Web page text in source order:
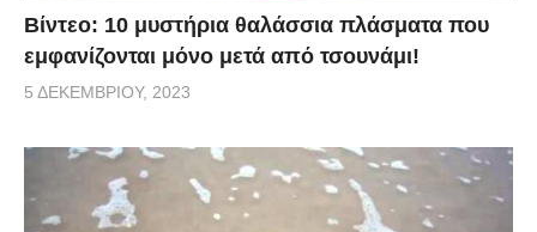
Βίντεο: 10 μυστήρια θαλάσσια πλάσματα που
εμφανίζονται μόνο μετά από τσουνάμι!
5 ΔΕΚΕΜΒΡΊΟΥ, 2023